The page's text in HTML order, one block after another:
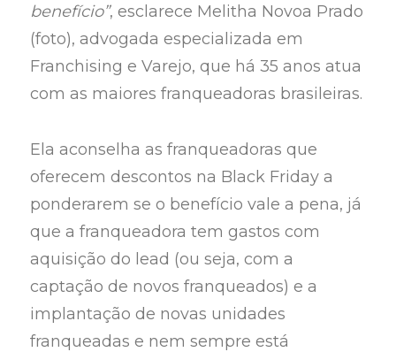
benefício”, esclarece Melitha Novoa Prado
(foto), advogada especializada em
Franchising e Varejo, que há 35 anos atua
com as maiores franqueadoras brasileiras.
Ela aconselha as franqueadoras que
oferecem descontos na Black Friday a
ponderarem se o benefício vale a pena, já
que a franqueadora tem gastos com
aquisição do lead (ou seja, com a
captação de novos franqueados) e a
implantação de novas unidades
franqueadas e nem sempre está